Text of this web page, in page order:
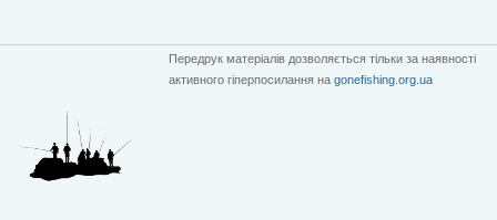
Передрук матеріалів дозволяється тільки за наявності
активного гіперпосилання на gonefishing.org.ua